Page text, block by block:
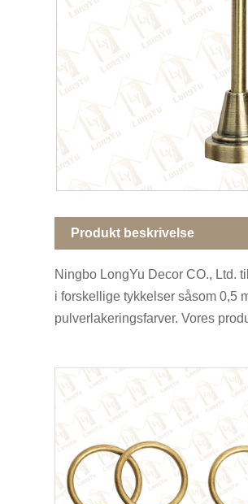
Produkt beskrivelse
Ningbo LongYu Decor CO., Ltd.
i forskellige tykkelser såsom 0,5
pulverlakeringsfarver. Vores